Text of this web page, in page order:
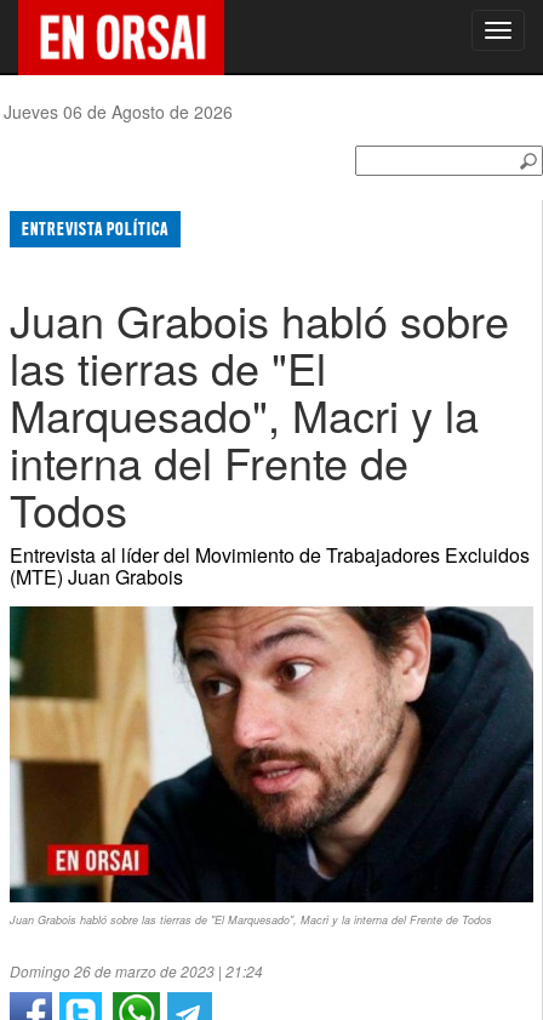
Jueves 06 de Agosto de 2026
ENTREVISTA POLÍTICA
Juan Grabois habló sobre
las tierras de "El
Marquesado", Macri y la
interna del Frente de
Todos
Entrevista al líder del Movimiento de Trabajadores Excluidos
(MTE) Juan Grabois
Juan Grabois habló sobre las tierras de "El Marquesado", Macri y la interna del Frente de Todos
Domingo 26 de marzo de 2023 | 21:24